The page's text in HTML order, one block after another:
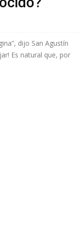
dijo San Agustín
Es natural que, por